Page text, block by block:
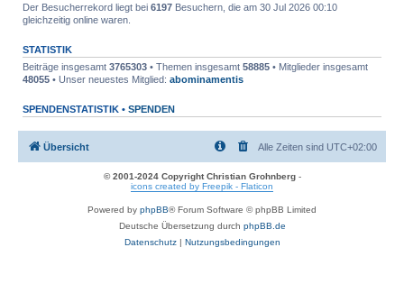
Der Besucherrekord liegt bei 6197 Besuchern, die am 30 Jul 2026 00:10
gleichzeitig online waren.
STATISTIK
Beiträge insgesamt 3765303 • Themen insgesamt 58885 • Mitglieder insgesamt
48055 • Unser neuestes Mitglied: abominamentis
SPENDENSTATISTIK • SPENDEN
Übersicht Alle Zeiten sind UTC+02:00
© 2001-2024 Copyright Christian Grohnberg-
icons created by Freepik - Flaticon
Powered by phpBB® Forum Software © phpBB Limited
Deutsche Übersetzung durch phpBB.de
Datenschutz| Nutzungsbedingungen